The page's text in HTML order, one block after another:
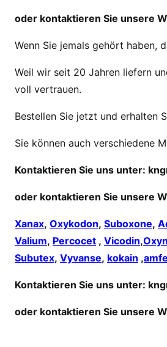
oder kontaktieren Sie unsere
Wenn Sie jemals gehört haben,
Weil wir seit 20 Jahren liefern
voll vertrauen.
Bestellen Sie jetzt und erhalten
Sie können auch verschiedene
Kontaktieren Sie uns unter:
oder kontaktieren Sie unsere
Xanax, Oxykodon, Suboxone,
Valium, Percocet , Vicodin,
Subutex, Vyvanse, kokain ,
Kontaktieren Sie uns unter:
oder kontaktieren Sie unsere